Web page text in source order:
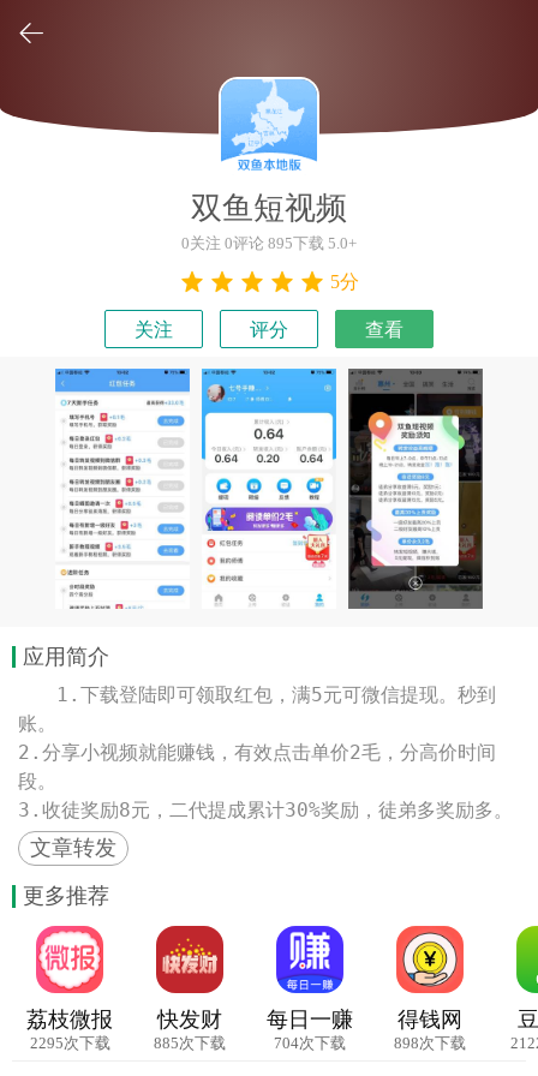

双鱼短视频
0关注 0评论 895下载 5.0+
5分
关注 评分 查看
应用简介
1.下载登陆即可领取红包，满5元可微信提现。秒到
账。
2.分享小视频就能赚钱，有效点击单价2毛，分高价时间
段。
3.收徒奖励8元，二代提成累计30%奖励，徒弟多奖励多。
文章转发
更多推荐
荔枝微报
2295次下载
快发财
885次下载
每日一赚
704次下载
得钱网
898次下载